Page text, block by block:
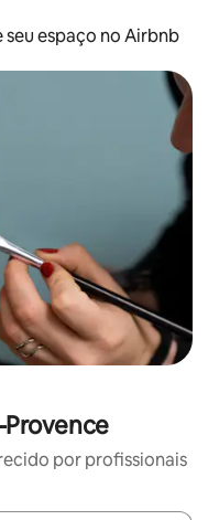
seu espaço no Airbnb
por profissionais